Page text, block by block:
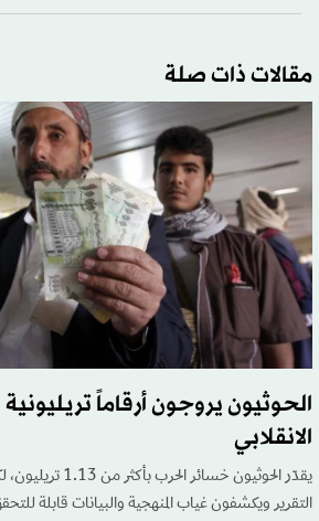
مقالات ذات صلة
الحوثيون يروجون أرقاماً
الانقلابي
يقدّر الحوثيون
التقرير ويكشفون غياب المنهجية والبيانات قابلة